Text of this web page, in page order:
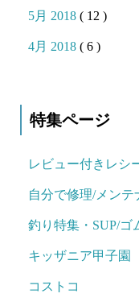
5月 2018( 12 )
4月 2018( 6 )
特集ページ
レビュー付きレシ
自分で修理/メンテ
釣り特集・SUP/ゴ
キッザニア甲子園
コストコ